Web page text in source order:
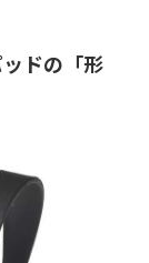
ドの「形